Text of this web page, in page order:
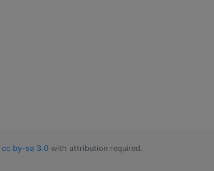
cc by-sa 3.0 with attribution required.